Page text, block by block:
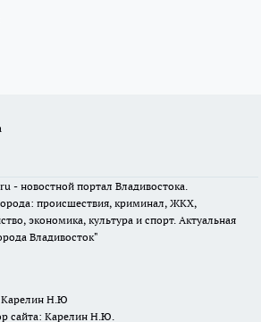
- новостной портал Владивостока.
происшествия, криминал, ЖКХ,
экономика, культура и спорт. Актуальная
Владивосток"
Н.Ю
сайта: Карелин Н.Ю.